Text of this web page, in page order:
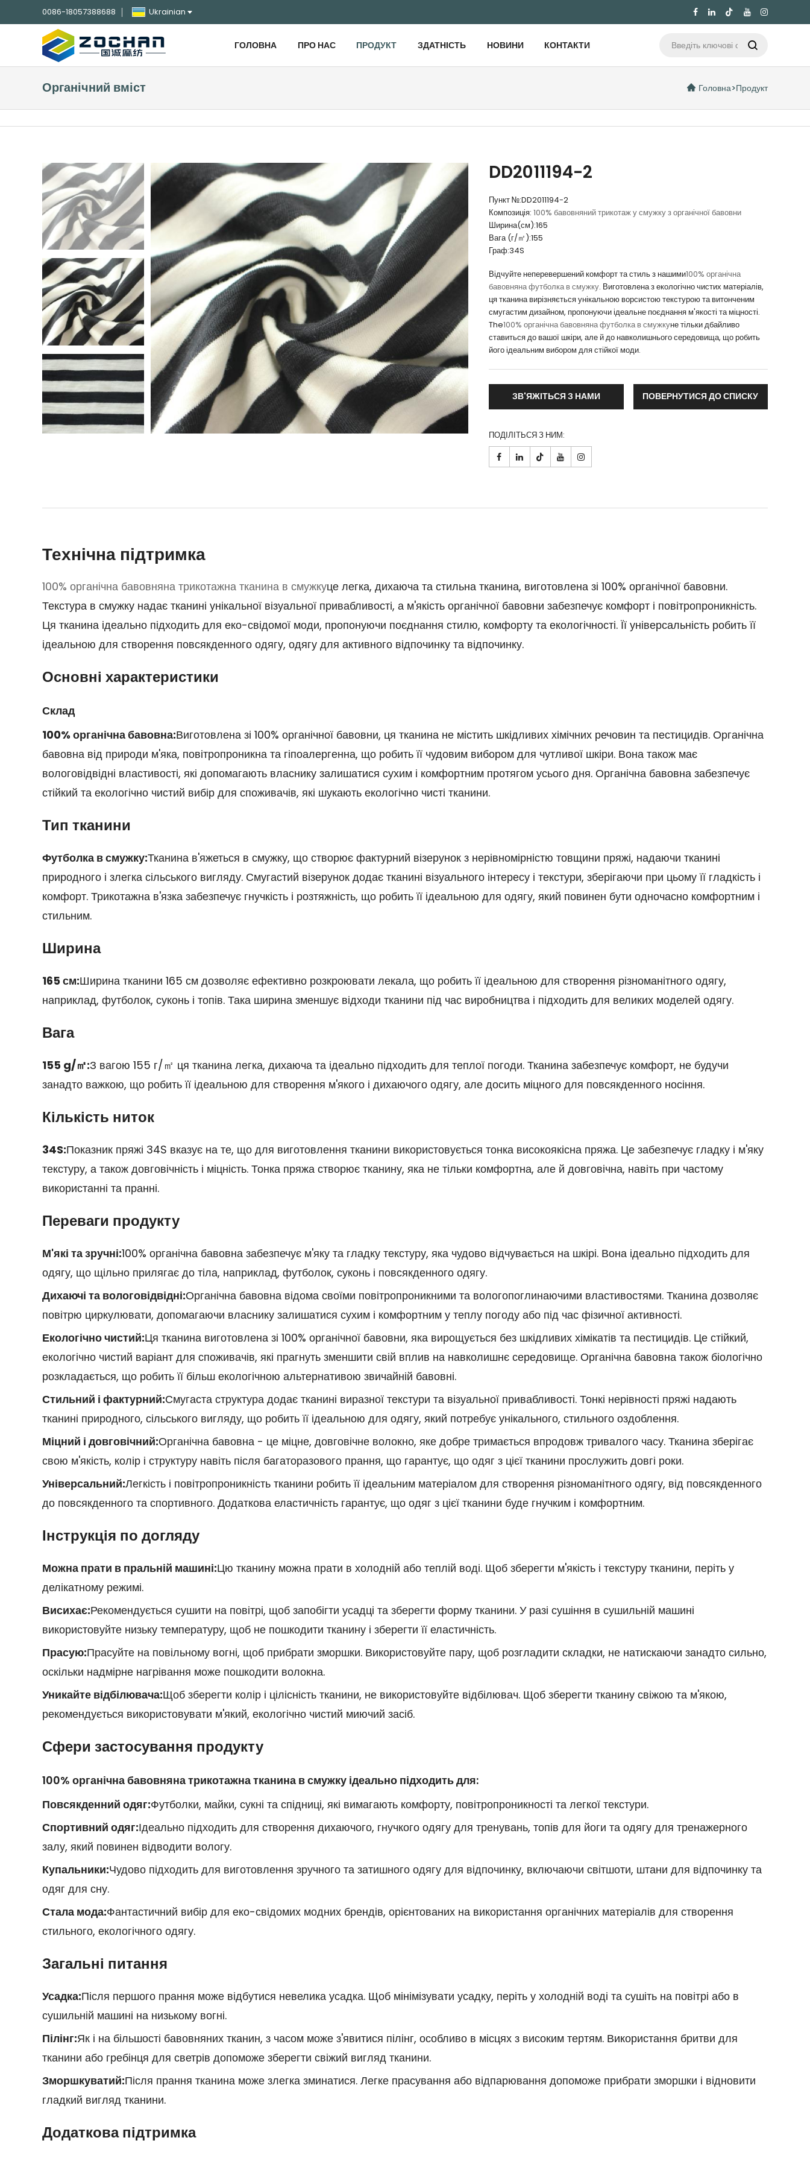
0086-18057388688 Ukrainian 

ГОЛОВНА ПРО НАС ПРОДУКТ ЗДАТНІСТЬ НОВИНИ КОНТАКТИ
Органічний вміст Головна>Продукт
DD2011194-2
Пункт №:DD2011194-2
Композиція: 100% бавовняний трикотаж у смужку з органічної бавовни
Ширина(см):165
Вага (г/㎡):155
Граф:34S
Відчуйте неперевершений комфорт та стиль з нашими100% органічна
бавовняна футболка в смужку. Виготовлена з екологічно чистих матеріалів,
ця тканина вирізняється унікальною ворсистою текстурою та витонченим
смугастим дизайном, пропонуючи ідеальне поєднання м'якості та міцності.
The100% органічна бавовняна футболка в смужкуне тільки дбайливо
ставиться до вашої шкіри, але й до навколишнього середовища, що робить
його ідеальним вибором для стійкої моди.
ЗВ'ЯЖІТЬСЯ З НАМИ ПОВЕРНУТИСЯ ДО СПИСКУ
ПОДІЛІТЬСЯ З НИМ:

Технічна підтримка
100% органічна бавовняна трикотажна тканина в смужкуце легка, дихаюча та стильна тканина, виготовлена зі 100% органічної бавовни.
Текстура в смужку надає тканині унікальної візуальної привабливості, а м'якість органічної бавовни забезпечує комфорт і повітропроникність.
Ця тканина ідеально підходить для еко-свідомої моди, пропонуючи поєднання стилю, комфорту та екологічності. Її універсальність робить її
ідеальною для створення повсякденного одягу, одягу для активного відпочинку та відпочинку.
Основні характеристики
Склад
100% органічна бавовна:Виготовлена зі 100% органічної бавовни, ця тканина не містить шкідливих хімічних речовин та пестицидів. Органічна
бавовна від природи м'яка, повітропроникна та гіпоалергенна, що робить її чудовим вибором для чутливої шкіри. Вона також має
вологовідвідні властивості, які допомагають власнику залишатися сухим і комфортним протягом усього дня. Органічна бавовна забезпечує
стійкий та екологічно чистий вибір для споживачів, які шукають екологічно чисті тканини.
Тип тканини
Футболка в смужку:Тканина в'яжеться в смужку, що створює фактурний візерунок з нерівномірністю товщини пряжі, надаючи тканині
природного і злегка сільського вигляду. Смугастий візерунок додає тканині візуального інтересу і текстури, зберігаючи при цьому її гладкість і
комфорт. Трикотажна в'язка забезпечує гнучкість і розтяжність, що робить її ідеальною для одягу, який повинен бути одночасно комфортним і
стильним.
Ширина
165 см:Ширина тканини 165 см дозволяє ефективно розкроювати лекала, що робить її ідеальною для створення різноманітного одягу,
наприклад, футболок, суконь і топів. Така ширина зменшує відходи тканини під час виробництва і підходить для великих моделей одягу.
Вага
155 g/㎡:З вагою 155 г/㎡ ця тканина легка, дихаюча та ідеально підходить для теплої погоди. Тканина забезпечує комфорт, не будучи
занадто важкою, що робить її ідеальною для створення м'якого і дихаючого одягу, але досить міцного для повсякденного носіння.
Кількість ниток
34S:Показник пряжі 34S вказує на те, що для виготовлення тканини використовується тонка високоякісна пряжа. Це забезпечує гладку і м'яку
текстуру, а також довговічність і міцність. Тонка пряжа створює тканину, яка не тільки комфортна, але й довговічна, навіть при частому
використанні та пранні.
Переваги продукту
М'які та зручні:100% органічна бавовна забезпечує м'яку та гладку текстуру, яка чудово відчувається на шкірі. Вона ідеально підходить для
одягу, що щільно прилягає до тіла, наприклад, футболок, суконь і повсякденного одягу.
Дихаючі та вологовідвідні:Органічна бавовна відома своїми повітропроникними та вологопоглинаючими властивостями. Тканина дозволяє
повітрю циркулювати, допомагаючи власнику залишатися сухим і комфортним у теплу погоду або під час фізичної активності.
Екологічно чистий:Ця тканина виготовлена зі 100% органічної бавовни, яка вирощується без шкідливих хімікатів та пестицидів. Це стійкий,
екологічно чистий варіант для споживачів, які прагнуть зменшити свій вплив на навколишнє середовище. Органічна бавовна також біологічно
розкладається, що робить її більш екологічною альтернативою звичайній бавовні.
Стильний і фактурний:Смугаста структура додає тканині виразної текстури та візуальної привабливості. Тонкі нерівності пряжі надають
тканині природного, сільського вигляду, що робить її ідеальною для одягу, який потребує унікального, стильного оздоблення.
Міцний і довговічний:Органічна бавовна - це міцне, довговічне волокно, яке добре тримається впродовж тривалого часу. Тканина зберігає
свою м'якість, колір і структуру навіть після багаторазового прання, що гарантує, що одяг з цієї тканини прослужить довгі роки.
Універсальний:Легкість і повітропроникність тканини робить її ідеальним матеріалом для створення різноманітного одягу, від повсякденного
до повсякденного та спортивного. Додаткова еластичність гарантує, що одяг з цієї тканини буде гнучким і комфортним.
Інструкція по догляду
Можна прати в пральній машині:Цю тканину можна прати в холодній або теплій воді. Щоб зберегти м'якість і текстуру тканини, періть у
делікатному режимі.
Висихає:Рекомендується сушити на повітрі, щоб запобігти усадці та зберегти форму тканини. У разі сушіння в сушильній машині
використовуйте низьку температуру, щоб не пошкодити тканину і зберегти її еластичність.
Прасую:Прасуйте на повільному вогні, щоб прибрати зморшки. Використовуйте пару, щоб розгладити складки, не натискаючи занадто сильно,
оскільки надмірне нагрівання може пошкодити волокна.
Уникайте відбілювача:Щоб зберегти колір і цілісність тканини, не використовуйте відбілювач. Щоб зберегти тканину свіжою та м'якою,
рекомендується використовувати м'який, екологічно чистий миючий засіб.
Сфери застосування продукту
100% органічна бавовняна трикотажна тканина в смужку ідеально підходить для:
Повсякденний одяг:Футболки, майки, сукні та спідниці, які вимагають комфорту, повітропроникності та легкої текстури.
Спортивний одяг:Ідеально підходить для створення дихаючого, гнучкого одягу для тренувань, топів для йоги та одягу для тренажерного
залу, який повинен відводити вологу.
Купальники:Чудово підходить для виготовлення зручного та затишного одягу для відпочинку, включаючи світшоти, штани для відпочинку та
одяг для сну.
Стала мода:Фантастичний вибір для еко-свідомих модних брендів, орієнтованих на використання органічних матеріалів для створення
стильного, екологічного одягу.
Загальні питання
Усадка:Після першого прання може відбутися невелика усадка. Щоб мінімізувати усадку, періть у холодній воді та сушіть на повітрі або в
сушильній машині на низькому вогні.
Пілінг:Як і на більшості бавовняних тканин, з часом може з'явитися пілінг, особливо в місцях з високим тертям. Використання бритви для
тканини або гребінця для светрів допоможе зберегти свіжий вигляд тканини.
Зморшкуватий:Після прання тканина може злегка зминатися. Легке прасування або відпарювання допоможе прибрати зморшки і відновити
гладкий вигляд тканини.
Додаткова підтримка